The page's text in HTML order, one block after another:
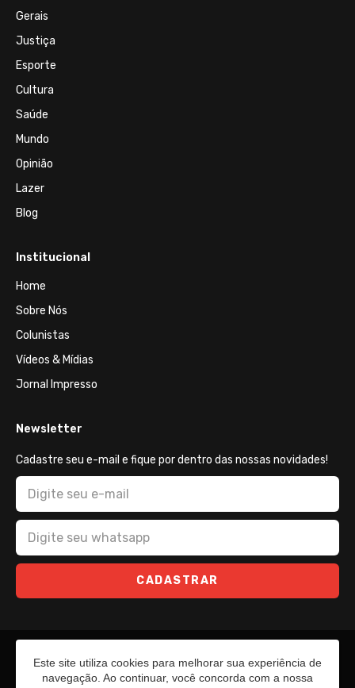
Gerais
Justiça
Esporte
Cultura
Saúde
Mundo
Opinião
Lazer
Blog
Institucional
Home
Sobre Nós
Colunistas
Vídeos & Mídias
Jornal Impresso
Newsletter
Cadastre seu e-mail e fique por dentro das nossas novidades!
CADASTRAR
Este site utiliza cookies para melhorar sua experiência de
navegação. Ao continuar, você concorda com a nossa